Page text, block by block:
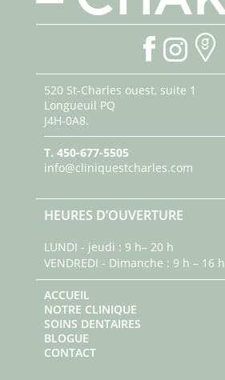
520 St-Charles ouest, suite 1
Longueuil PQ
J4H-0A8.
T. 450-677-5505
info@cliniquestcharles.com
HEURES D’OUVERTURE
LUNDI - jeudi : 9 h– 20 h
VENDREDI - Dimanche : 9 h – 16 h
ACCUEIL
NOTRE CLINIQUE
SOINS DENTAIRES
BLOGUE
CONTACT